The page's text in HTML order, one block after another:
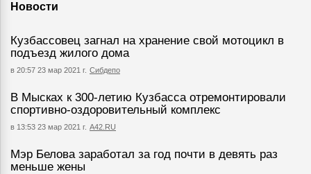
Новости
Кузбассовец загнал на хранение свой мотоцикл в
подъезд жилого дома
в 20:57 23 мар 2021 г. Сибдепо
В Мысках к 300-летию Кузбасса отремонтировали
спортивно-оздоровительный комплекс
в 13:53 23 мар 2021 г. А42.RU
Мэр Белова заработал за год почти в девять раз
меньше жены